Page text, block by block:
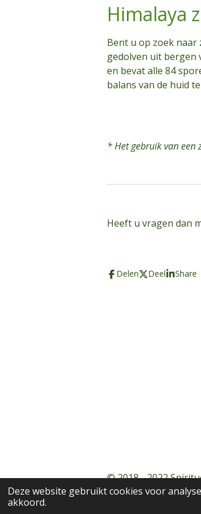
Deze website gebruikt cookies voor
akkoord.
Himalaya
Bent u op zoek
gedolven uit bergen
en bevat alle 84
balans van de huid
* Het gebruik van een
Heeft u vragen dan
Delen Deel Share
© 2018 - 2022